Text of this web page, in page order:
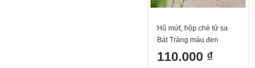
Hũ mứt, hộp chè tử sa
Bát Tràng màu đen
110.000 ₫